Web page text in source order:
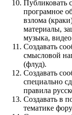
Публиковать
програмное
взлома
материалы,
музыка,
Создавать
смысловой
(флуд).
Создавать
специально
правила
Создавать в
тематике